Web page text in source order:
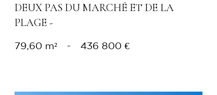
DEUX PAS DU MARCHÉ ET DE LA
PLAGE -
79,60 m² - 436 800 €